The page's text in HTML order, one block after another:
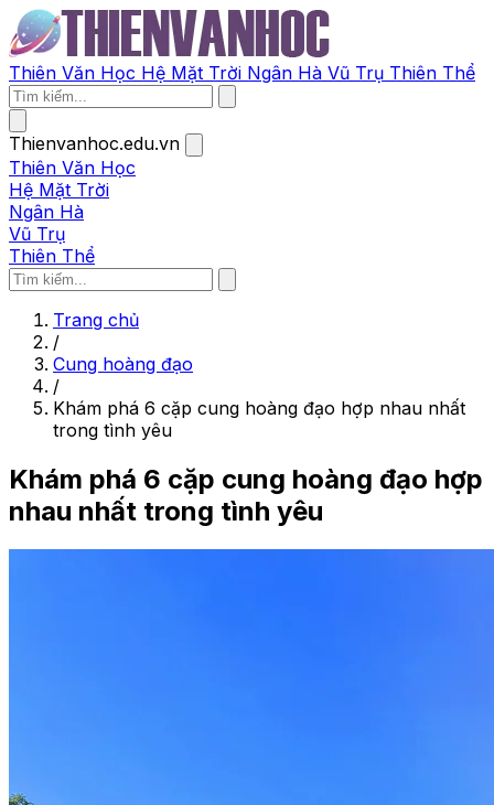
Thiên Văn Học Hệ Mặt Trời Ngân Hà Vũ Trụ Thiên Thể
Thienvanhoc.edu.vn
Thiên Văn Học
Hệ Mặt Trời
Ngân Hà
Vũ Trụ
Thiên Thể
Trang chủ
/
Cung hoàng đạo
/
Khám phá 6 cặp cung hoàng đạo hợp nhau nhất
trong tình yêu
Khám phá 6 cặp cung hoàng đạo hợp
nhau nhất trong tình yêu